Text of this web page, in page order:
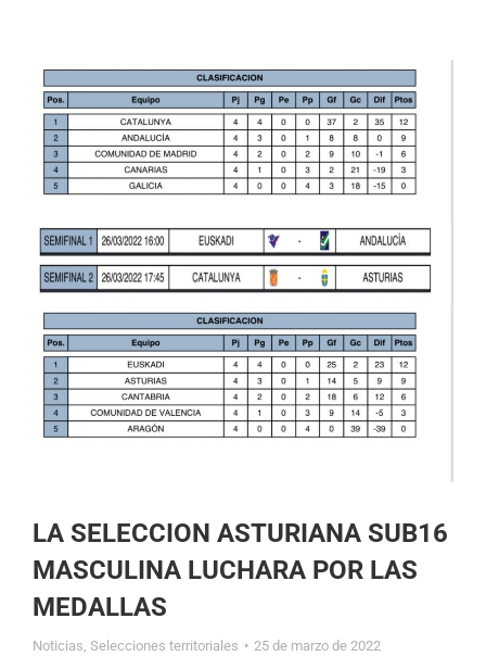
LA SELECCION ASTURIANA SUB16
MASCULINA LUCHARA POR LAS
MEDALLAS
Noticias Selecciones territoriales 25 de marzo de 2022